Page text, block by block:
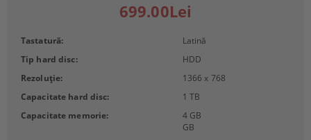
699.00Lei
Tastatură:
Latină
Tip hard disc:
HDD
Rezoluție:
1366 x 768
Capacitate hard disc:
1 TB
Capacitate memorie:
4 GB
GB